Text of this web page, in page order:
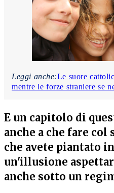
Leggi anche:Le suore
mentre le forze straniere se
E un capitolo di
anche a che fare col
che avete piantato
un'illusione
anche sotto un